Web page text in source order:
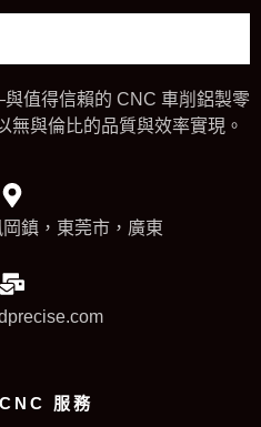
值得信賴的 CNC 車削鋁製零
無與倫比的品質與效率實現。
鎮，東莞市，廣東
服務